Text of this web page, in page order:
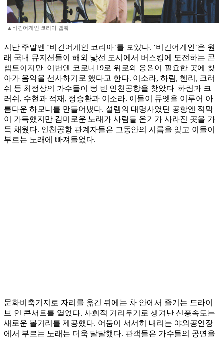
▲비긴어게인 코리아 캡춰
지난 주말엔 ‘비긴어게인 코리아’를 보았다. ‘비긴어게인’은 원
래 국내 뮤지션들이 해외 낯선 도시에서 버스킹에 도전하는 콘
셉트이지만, 이번엔 코로나19로 위로와 응원이 필요한 곳에 찾
아가 음악을 선사하기로 했다고 한다. 이소라, 하림, 헨리, 크러
쉬 등 최정상의 가수들이 텅 빈 인천공항을 찾았다. 하림과 크
러쉬, 수현과 적재, 정승환과 이소라. 이들이 듀엣을 이루어 아
름다운 하모니를 만들어냈다. 설렘의 대명사였던 공항엔 적막
이 가득했지만 감미로운 노래가 사람들 온기가 사라진 곳을 가
득 채웠다. 인천공항 관계자들은 그동안의 시름을 잊고 이들이
부르는 노래에 빠져들었다.
문화비축기지로 자리를 옮긴 뒤에는 차 안에서 즐기는 드라이
브 인 콘서트를 열었다. 사회적 거리두기로 생겨난 신풍속도는
새로운 볼거리를 제공했다. 어둠이 서서히 내리는 야외공연장
에서 부르는 노래는 더욱 달달했다. 관객들은 가수들의 공연을